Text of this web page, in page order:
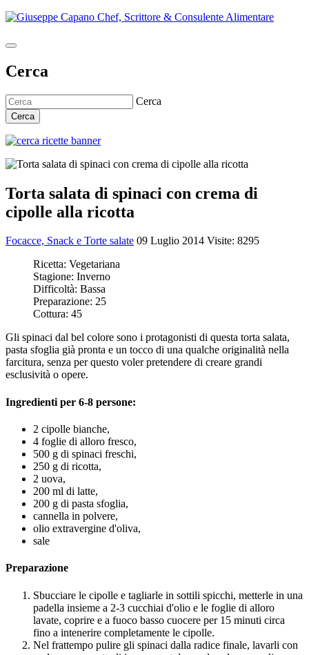
Cerca
Cerca
Cerca
Torta salata di spinaci con crema di
cipolle alla ricotta
Focacce, Snack e Torte salate 09 Luglio 2014 Visite: 8295
Ricetta: Vegetariana
Stagione: Inverno
Difficoltà: Bassa
Preparazione: 25
Cottura: 45
Gli spinaci dal bel colore sono i protagonisti di questa torta salata,
pasta sfoglia già pronta e un tocco di una qualche originalità nella
farcitura, senza per questo voler pretendere di creare grandi
esclusività o opere.
Ingredienti per 6-8 persone:
2 cipolle bianche,
4 foglie di alloro fresco,
500 g di spinaci freschi,
250 g di ricotta,
2 uova,
200 ml di latte,
200 g di pasta sfoglia,
cannella in polvere,
olio extravergine d'oliva,
sale
Preparazione
Sbucciare le cipolle e tagliarle in sottili spicchi, metterle in una
padella insieme a 2-3 cucchiai d'olio e le foglie di alloro
lavate, coprire e a fuoco basso cuocere per 15 minuti circa
fino a intenerire completamente le cipolle.
Nel frattempo pulire gli spinaci dalla radice finale, lavarli con